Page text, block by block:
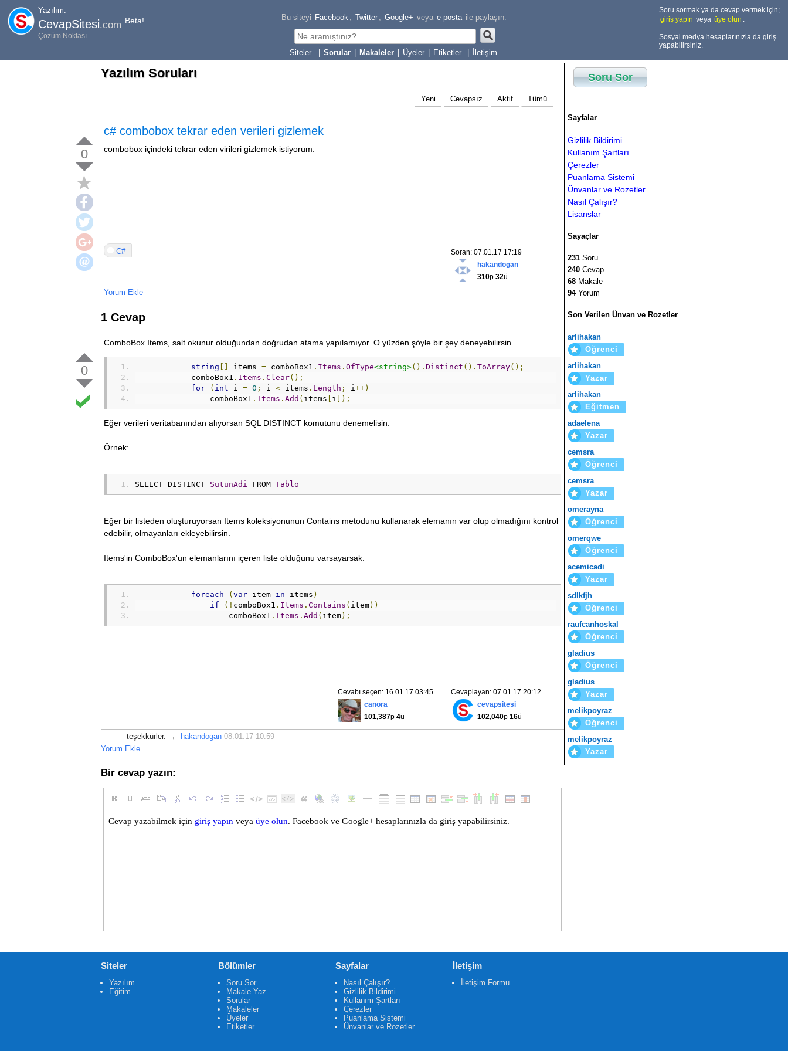
Yazılım.
CevapSitesi.com Beta!
Çözüm Noktası
Bu siteyi Facebook , Twitter , Google+ veya e-posta ile paylaşın.
Sorular Makaleler Üyeler Etiketler İletişim
Soru sormak ya da cevap vermek için;
giriş yapın veya üye olun .
Sosyal medya hesaplarınızla da giriş
yapabilirsiniz.
Yazılım Soruları
Yeni Cevapsız Aktif Tümü
0
c# combobox tekrar eden verileri gizlemek
combobox içindeki tekrar eden virileri gizlemek istiyorum.
C#
Soran: 07.01.17 17:19
hakandogan
310p 32ü
Yorum Ekle
1 Cevap
0
ComboBox.Items, salt okunur olduğundan doğrudan atama yapılamıyor. O yüzden şöyle bir şey deneyebilirsin.
string items = comboBox1 . Items . OfType<string>(). Distinct (). ToArray();
            comboBox1
. Items . Clear();
for
( int i = 0 ; i < items . Length ; i++)
                comboBox1
. Items . Add ( items i ]);
Eğer verileri veritabanından alıyorsan SQL DISTINCT komutunu denemelisin.
Örnek:
SELECT DISTINCT SutunAdi FROM Tablo
Eğer bir listeden oluşturuyorsan Items koleksiyonunun Contains metodunu kullanarak elemanın var olup olmadığını kontrol
edebilir, olmayanları ekleyebilirsin.
Items'in ComboBox'un elemanlarını içeren liste olduğunu varsayarsak:
foreach ( var item in items )
if
(! comboBox1 . Items . Contains ( item))
                    comboBox1
. Items . Add ( item);
Cevaplayan: 07.01.17 20:12
cevapsitesi
102,040p 16ü
Cevabı seçen: 16.01.17 03:45
canora
101,387p 4ü
teşekkürler. → hakandogan 08.01.17 10:59
Yorum Ekle
Bir cevap yazın:
Soru Sor
Sayfalar
Gizlilik Bildirimi
Kullanım Şartları
Çerezler
Puanlama Sistemi
Ünvanlar ve Rozetler
Nasıl Çalışır?
Lisanslar
Sayaçlar
231 Soru
240 Cevap
68 Makale
94Yorum
Son Verilen Ünvan ve Rozetler
arlihakan
Öğrenci
arlihakan
Yazar
arlihakan
Eğitmen
adaelena
Yazar
cemsra
Öğrenci
cemsra
Yazar
omerayna
Öğrenci
omerqwe
Öğrenci
acemicadi
Yazar
sdlkfjh
Öğrenci
raufcanhoskal
Öğrenci
gladius
Öğrenci
gladius
Yazar
melikpoyraz
Öğrenci
melikpoyraz
Yazar
Siteler
Yazılım
Eğitim
Bölümler
Soru Sor
Makale Yaz
Sorular
Makaleler
Üyeler
Etiketler
Sayfalar
Nasıl Çalışır?
Gizlilik Bildirimi
Kullanım Şartları
Çerezler
Puanlama Sistemi
Ünvanlar ve Rozetler
İletişim
İletişim Formu